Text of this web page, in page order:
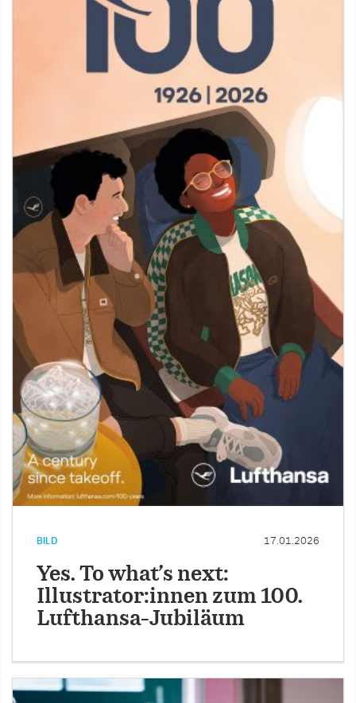
BILD 17.01.2026
Yes. To what’s next:
Illustrator:innen zum 100.
Lufthansa-Jubiläum